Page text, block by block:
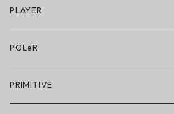
キッズシューズ
シューズ
アクセサリー・小物
PLAYER
POLeR
POLeR × GRIZZLY
PRIMITIVE